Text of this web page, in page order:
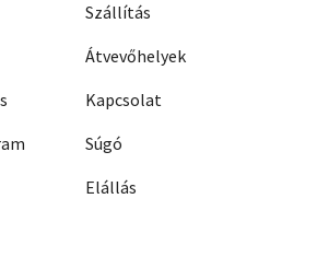
Szállítás
Átvevőhelyek
Kapcsolat
Súgó
Elállás